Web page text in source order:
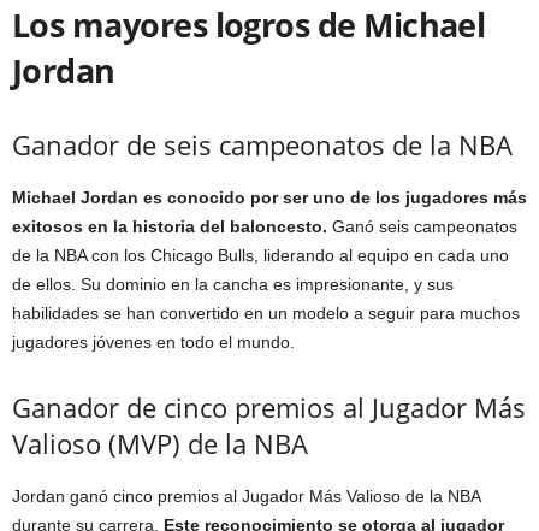
Los mayores logros de Michael
Jordan
Ganador de seis campeonatos de la NBA
Michael Jordan es conocido por ser uno de los jugadores más
exitosos en la historia del baloncesto. Ganó seis campeonatos
de la NBA con los Chicago Bulls, liderando al equipo en cada uno
de ellos. Su dominio en la cancha es impresionante, y sus
habilidades se han convertido en un modelo a seguir para muchos
jugadores jóvenes en todo el mundo.
Ganador de cinco premios al Jugador Más
Valioso (MVP) de la NBA
Jordan ganó cinco premios al Jugador Más Valioso de la NBA
durante su carrera. Este reconocimiento se otorga al jugador